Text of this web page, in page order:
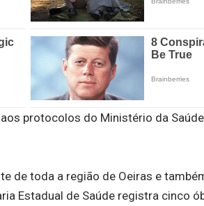
protocolos do Ministério da
de toda a região de Oeiras e
Estadual de Saúde registra cinco